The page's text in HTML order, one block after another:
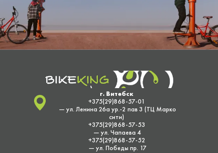
г. Витебск
+375(29)868-57-01
— ул. Ленина 26а ур.-2 пав 3 (ТЦ Марко
сити)
+375(29)868-57-53
— ул. Чапаева 4
+375(29)868-57-52
— ул. Победы пр. 17